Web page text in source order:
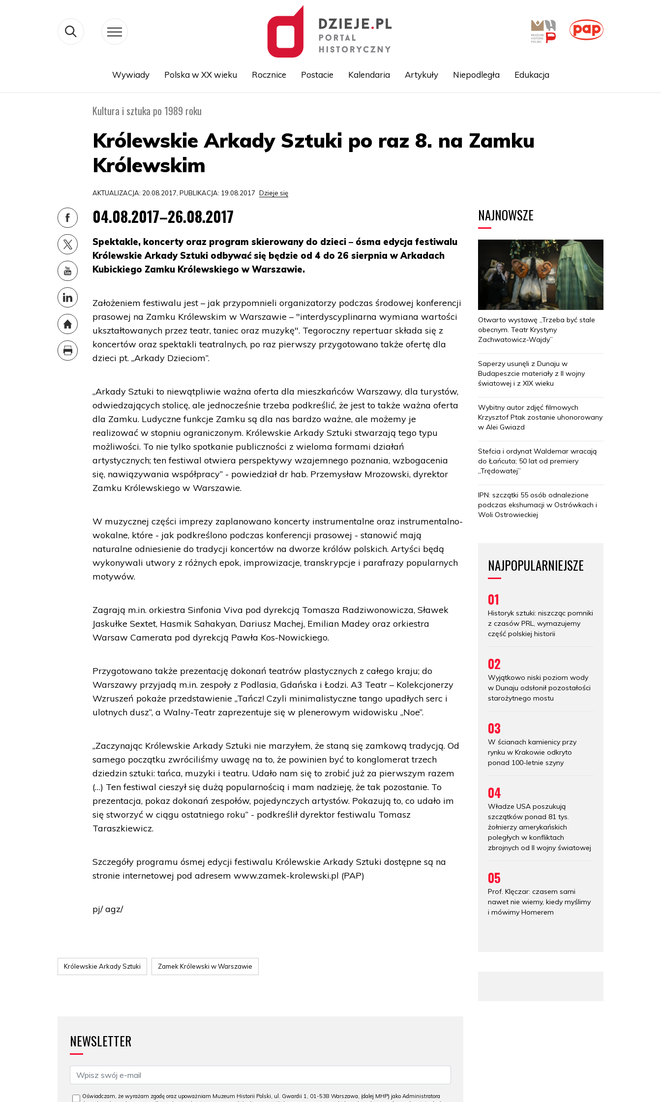
treści
Wywiady Polska w XX wieku Rocznice Postacie Kalendaria Artykuły Niepodległa Edukacja
Kultura i sztuka po 1989 roku
Królewskie Arkady Sztuki po raz 8. na Zamku
Królewskim
AKTUALIZACJA: 20.08.2017, PUBLIKACJA: 19.08.2017 Dzieje się
04.08.2017–26.08.2017
Spektakle, koncerty oraz program skierowany do dzieci – ósma edycja festiwalu
Królewskie Arkady Sztuki odbywać się będzie od 4 do 26 sierpnia w Arkadach
Kubickiego Zamku Królewskiego w Warszawie.
Założeniem festiwalu jest – jak przypomnieli organizatorzy podczas środowej konferencji
prasowej na Zamku Królewskim w Warszawie – "interdyscyplinarna wymiana wartości
ukształtowanych przez teatr, taniec oraz muzykę". Tegoroczny repertuar składa się z
koncertów oraz spektakli teatralnych, po raz pierwszy przygotowano także ofertę dla
dzieci pt. „Arkady Dzieciom”.
„Arkady Sztuki to niewątpliwie ważna oferta dla mieszkańców Warszawy, dla turystów,
odwiedzających stolicę, ale jednocześnie trzeba podkreślić, że jest to także ważna oferta
dla Zamku. Ludyczne funkcje Zamku są dla nas bardzo ważne, ale możemy je
realizować w stopniu ograniczonym. Królewskie Arkady Sztuki stwarzają tego typu
możliwości. To nie tylko spotkanie publiczności z wieloma formami działań
artystycznych; ten festiwal otwiera perspektywy wzajemnego poznania, wzbogacenia
się, nawiązywania współpracy” - powiedział dr hab. Przemysław Mrozowski, dyrektor
Zamku Królewskiego w Warszawie.
W muzycznej części imprezy zaplanowano koncerty instrumentalne oraz instrumentalno-
wokalne, które - jak podkreślono podczas konferencji prasowej - stanowić mają
naturalne odniesienie do tradycji koncertów na dworze królów polskich. Artyści będą
wykonywali utwory z różnych epok, improwizacje, transkrypcje i parafrazy popularnych
motywów.
Zagrają m.in. orkiestra Sinfonia Viva pod dyrekcją Tomasza Radziwonowicza, Sławek
Jaskułke Sextet, Hasmik Sahakyan, Dariusz Machej, Emilian Madey oraz orkiestra
Warsaw Camerata pod dyrekcją Pawła Kos-Nowickiego.
Przygotowano także prezentację dokonań teatrów plastycznych z całego kraju; do
Warszawy przyjadą m.in. zespoły z Podlasia, Gdańska i Łodzi. A3 Teatr – Kolekcjonerzy
Wzruszeń pokaże przedstawienie „Tańcz! Czyli minimalistyczne tango upadłych serc i
ulotnych dusz”, a Walny-Teatr zaprezentuje się w plenerowym widowisku „Noe”.
„Zaczynając Królewskie Arkady Sztuki nie marzyłem, że staną się zamkową tradycją. Od
samego początku zwróciliśmy uwagę na to, że powinien być to konglomerat trzech
dziedzin sztuki: tańca, muzyki i teatru. Udało nam się to zrobić już za pierwszym razem
(…) Ten festiwal cieszył się dużą popularnością i mam nadzieję, że tak pozostanie. To
prezentacja, pokaz dokonań zespołów, pojedynczych artystów. Pokazują to, co udało im
się stworzyć w ciągu ostatniego roku” - podkreślił dyrektor festiwalu Tomasz
Taraszkiewicz.
Szczegóły programu ósmej edycji festiwalu Królewskie Arkady Sztuki dostępne są na
stronie internetowej pod adresem www.zamek-krolewski.pl (PAP)
pj/ agz/
Królewskie Arkady Sztuki Zamek Królewski w Warszawie
NEWSLETTER
Oświadczam, że wyrażam zgodę oraz upoważniam Muzeum Historii Polski, ul. Gwardii 1, 01-538 Warszawa, (dalej MHP) jako Administratora
NAJNOWSZE
Otwarto wystawę „Trzeba być stale
obecnym. Teatr Krystyny
Zachwatowicz-Wajdy”
Saperzy usunęli z Dunaju w
Budapeszcie materiały z II wojny
światowej i z XIX wieku
Wybitny autor zdjęć filmowych
Krzysztof Ptak zostanie uhonorowany
w Alei Gwiazd
Stefcia i ordynat Waldemar wracają
do Łańcuta; 50 lat od premiery
„Trędowatej”
IPN: szczątki 55 osób odnalezione
podczas ekshumacji w Ostrówkach i
Woli Ostrowieckiej
NAJPOPULARNIEJSZE
01
Historyk sztuki: niszcząc pomniki
z czasów PRL, wymazujemy
część polskiej historii
02
Wyjątkowo niski poziom wody
w Dunaju odsłonił pozostałości
starożytnego mostu
03
W ścianach kamienicy przy
rynku w Krakowie odkryto
ponad 100-letnie szyny
04
Władze USA poszukują
szczątków ponad 81 tys.
żołnierzy amerykańskich
poległych w konfliktach
zbrojnych od II wojny światowej
05
Prof. Klęczar: czasem sami
nawet nie wiemy, kiedy myślimy
i mówimy Homerem